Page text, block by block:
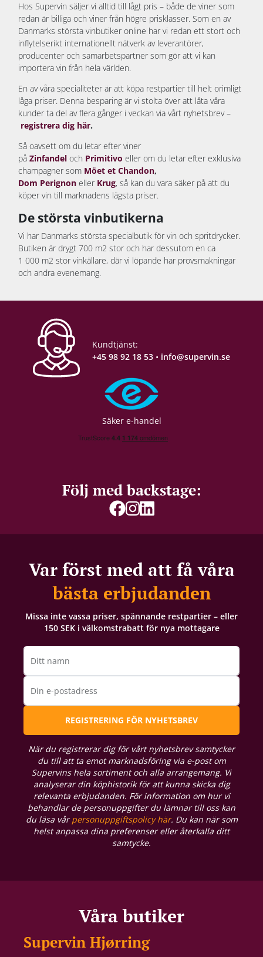
Hos Supervin säljer vi alltid till lågt pris – både de viner som
redan är billiga och viner från högre prisklasser. Som en av
Danmarks största vinbutiker online har vi redan ett stort och
inflytelserikt internationellt nätverk av leverantörer,
producenter och samarbetspartner som gör att vi kan
importera vin från hela världen.
En av våra specialiteter är att köpa restpartier till helt orimligt
låga priser. Denna besparing är vi stolta över att låta våra
kunder ta del av flera gånger i veckan via vårt nyhetsbrev –
registrera dig här.
Så oavsett om du letar efter viner
på Zinfandeloch Primitivo eller om du letar efter exklusiva
champagner som Möet et Chandon,
Dom Perignoneller Krug, så kan du vara säker på att du
köper vin till marknadens lägsta priser.
De största vinbutikerna
Vi har Danmarks största specialbutik för vin och spritdrycker.
Butiken är drygt 700 m2 stor och har dessutom en ca
1 000 m2 stor vinkällare, där vi löpande har provsmakningar
och andra evenemang.
Kundtjänst:
+45 98 92 18 53 • info@supervin.se
Säker e-handel
Följ med backstage:
Var först med att få våra
bästa erbjudanden
Missa inte vassa priser, spännande restpartier – eller
150 SEK i välkomstrabatt för nya mottagare
Ditt namn
Din e-postadress
REGISTRERING FÖR NYHETSBREV
När du registrerar dig för vårt nyhetsbrev samtycker
du till att ta emot marknadsföring via e-post om
Supervins hela sortiment och alla arrangemang. Vi
analyserar din köphistorik för att kunna skicka dig
relevanta erbjudanden. För information om hur vi
behandlar de personuppgifter du lämnar till oss kan
du läsa vårpersonuppgiftspolicy här. Du kan när som
helst anpassa dina preferenser eller återkalla ditt
samtycke.
Våra butiker
Supervin Hjørring